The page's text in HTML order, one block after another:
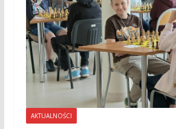
AKTUALNOŚCI